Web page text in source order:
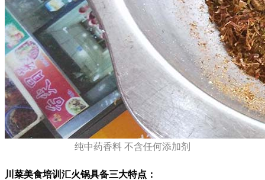
纯中药香料 不含任何添加剂
川菜美食培训汇火锅具备三大特点：